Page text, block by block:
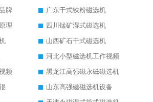
牌
广东干式铁粉磁选机
理
四川锰矿湿式磁选机
山西矿石干式磁选机
河北小型磁选机工作视频
频
黑龙江高强磁永磁磁选机
山东高强磁磁选机设备